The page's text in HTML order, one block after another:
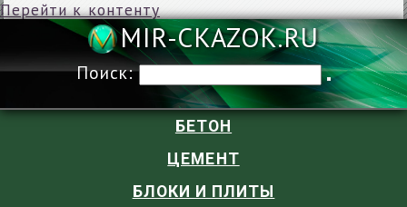
Перейти к контенту
MIR-
Поиск:
БЕТОН
ЦЕМЕНТ
БЛОКИ И ПЛИТЫ